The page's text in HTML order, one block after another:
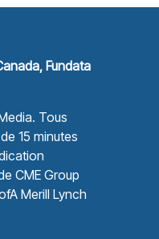
Fundata
. Tous
15 minutes
CME Group
Merill Lynch